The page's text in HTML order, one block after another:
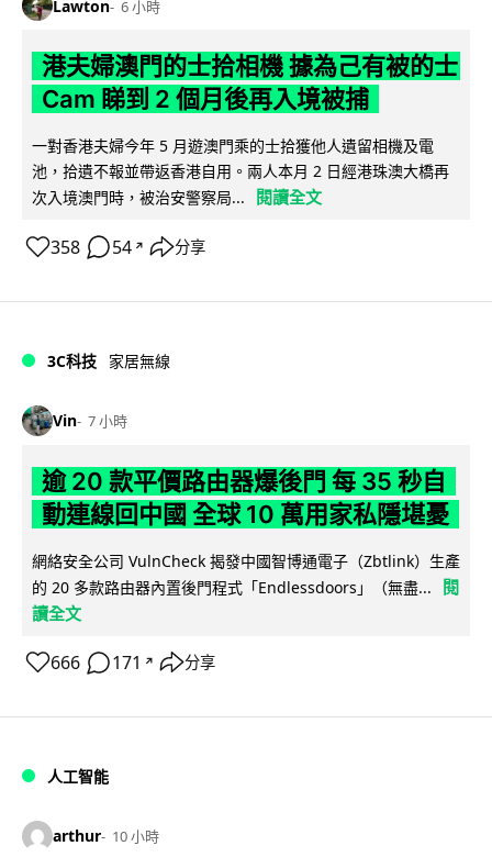
Lawton 6 小時
港夫婦澳門的士拾相機 據為己有被的士
Cam 睇到 2 個月後再入境被捕
一對香港夫婦今年 5 月遊澳門乘的士拾獲他人遺留相機及電
池，拾遺不報並帶返香港自用。兩人本月 2 日經港珠澳大橋再
次入境澳門時，被治安警察局...
閱讀全文
358 54 ↗ 分享
3C科技 家居無線
Vin 7 小時
逾 20 款平價路由器爆後門 每 35 秒自
動連線回中國 全球 10 萬用家私隱堪憂
網絡安全公司 VulnCheck 揭發中國智博通電子（Zbtlink）生產
的 20 多款路由器內置後門程式「Endlessdoors」（無盡...
閱
讀全文
666 171 ↗ 分享
人工智能
arthur 10 小時